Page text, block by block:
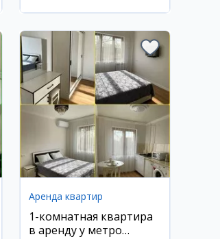
Аренда квартир
1-комнатная квартира
в аренду у метро